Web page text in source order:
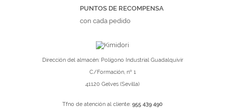
PUNTOS DE RECOMPENSA
con cada pedido
Dirección del almacén: Polígono Industrial Guadalquivir
C/Formación, nº 1
41120 Gelves (Sevilla)
Tfno de atención al cliente: 955 439 490